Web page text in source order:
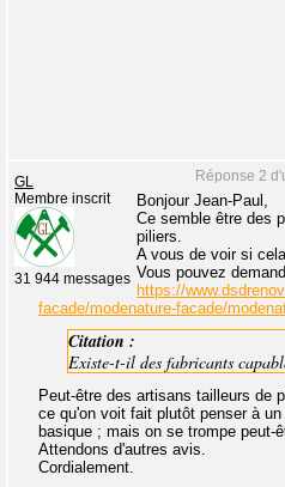
Réponse 2
GL
Membre inscrit
31 944 messages
Bonjour Jean-Paul,
Ce semble être des
piliers.
A vous de voir si
Vous pouvez
https://
facade/modenature-facade/
Citation :
Existe-t-il des fabricants
Peut-être des artisans tailleurs de
ce qu'on voit fait plutôt penser à
basique ; mais on se trompe peut-
Attendons d'autres avis.
Cordialement.